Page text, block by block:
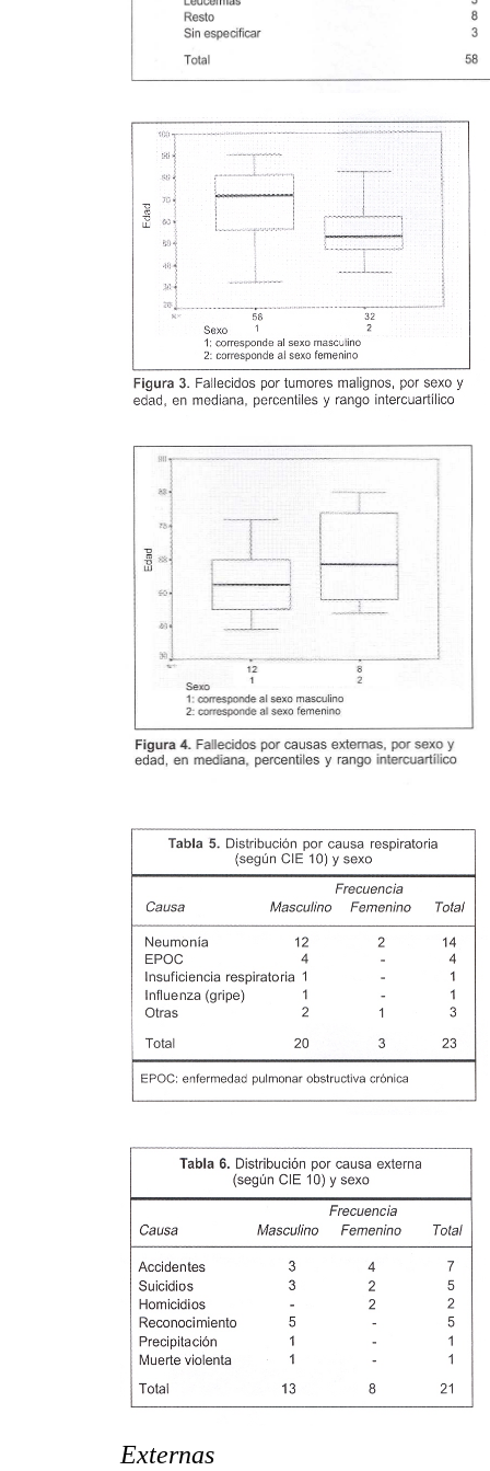
Externas